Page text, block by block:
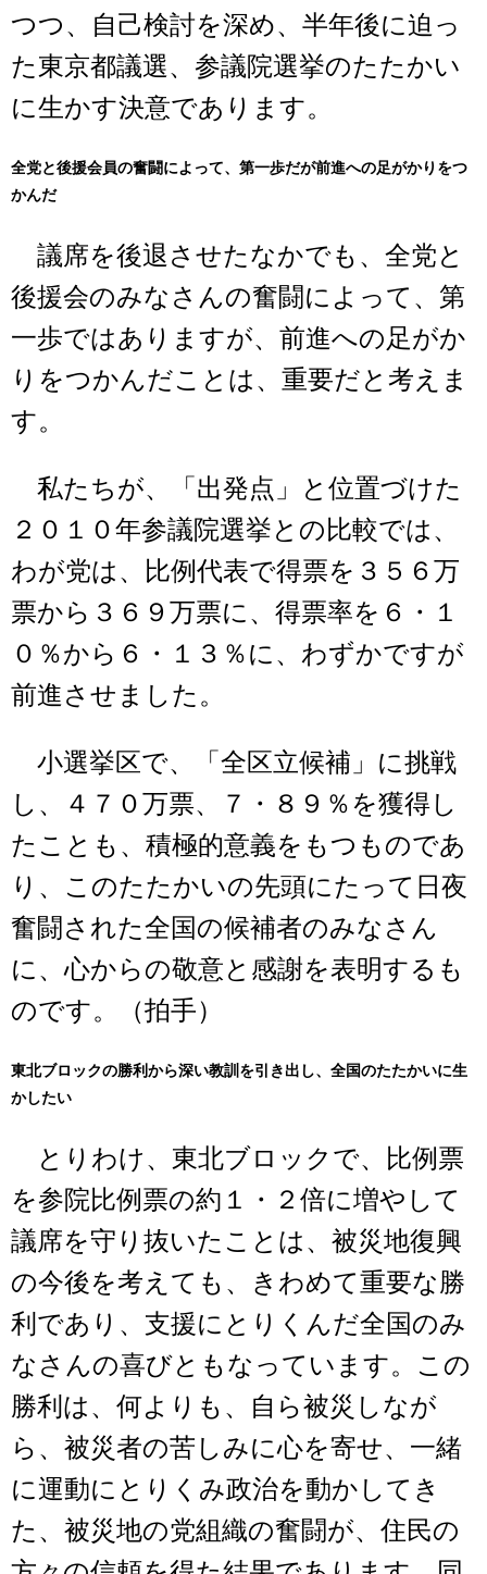
つつ、自己検討を深め、半年後に迫っ
た東京都議選、参議院選挙のたたかい
に生かす決意であります。
全党と後援会員の奮闘によって、第一歩だが前進への足がかりをつ
かんだ
議席を後退させたなかでも、全党と
後援会のみなさんの奮闘によって、第
一歩ではありますが、前進への足がか
りをつかんだことは、重要だと考えま
す。
私たちが、「出発点」と位置づけた
２０１０年参議院選挙との比較では、
わが党は、比例代表で得票を３５６万
票から３６９万票に、得票率を６・１
０％から６・１３％に、わずかですが
前進させました。
小選挙区で、「全区立候補」に挑戦
し、４７０万票、７・８９％を獲得し
たことも、積極的意義をもつものであ
り、このたたかいの先頭にたって日夜
奮闘された全国の候補者のみなさん
に、心からの敬意と感謝を表明するも
のです。（拍手）
東北ブロックの勝利から深い教訓を引き出し、全国のたたかいに生
かしたい
とりわけ、東北ブロックで、比例票
を参院比例票の約１・２倍に増やして
議席を守り抜いたことは、被災地復興
の今後を考えても、きわめて重要な勝
利であり、支援にとりくんだ全国のみ
なさんの喜びともなっています。この
勝利は、何よりも、自ら被災しなが
ら、被災者の苦しみに心を寄せ、一緒
に運動にとりくみ政治を動かしてき
た、被災地の党組織の奮闘が、住民の